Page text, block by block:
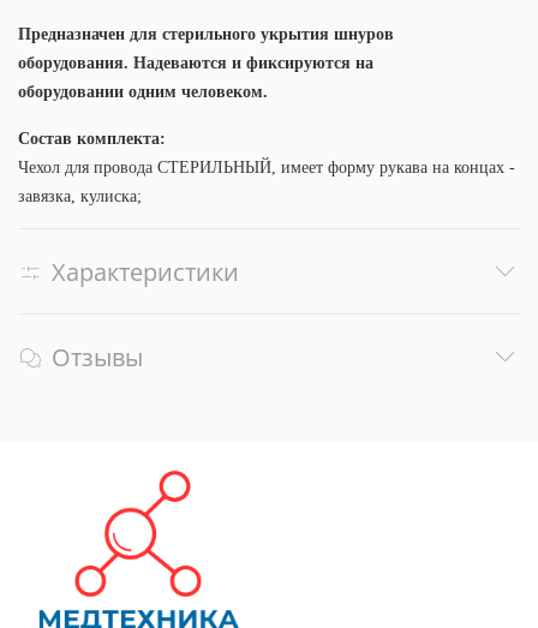
Предназначен для стерильного укрытия шнуров
оборудования. Надеваются и фиксируются на
оборудовании одним человеком.
Состав комплекта:
Чехол для провода СТЕРИЛЬНЫЙ, имеет форму рукава на концах -
завязка, кулиска;
Характеристики
Отзывы